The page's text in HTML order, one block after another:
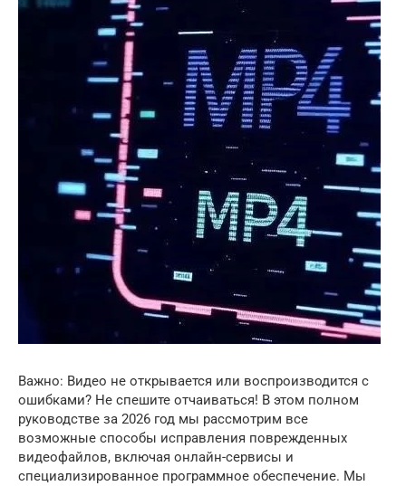
Важно: Видео не открывается или воспроизводится с
ошибками? Не спешите отчаиваться! В этом полном
руководстве за 2026 год мы рассмотрим все
возможные способы исправления поврежденных
видеофайлов, включая онлайн-сервисы и
специализированное программное обеспечение. Мы